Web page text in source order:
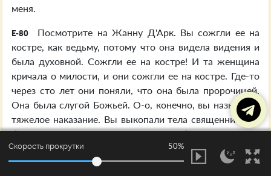
меня.
E-80
Посмотрите на Жанну Д'Арк. Вы сожгли ее на
костре, как ведьму, потому что она видела видения и
была духовной. Сожгли ее на костре! И та женщина
кричала о милости, и они сожгли ее на костре. Где-то
через сто лет они поняли, что она была пророчицей.
Она была слугой Божьей. О-о, конечно, вы назначили
тяжелое наказание. Вы выкопали тела священников и
бросили их в реку. "Вы украшаете гробницы пророков,
а сами же и загнали их туда". Правильно. Церковная
система никогда не порождала мужа Божьего;
Скорость прокрутки 50%